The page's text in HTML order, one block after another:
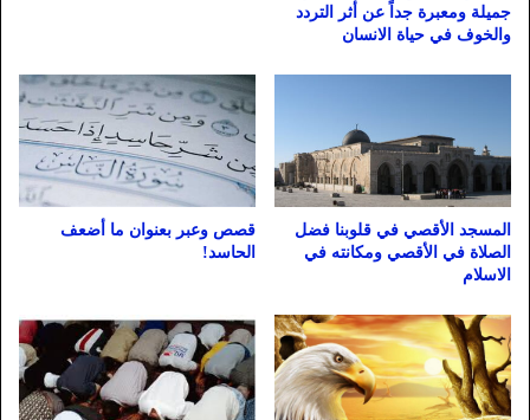
جميلة ومعبرة جداً عن أثر التردد
والخوف في حياة الانسان
المسجد الأقصي في قلوبنا فضل
الصلاة في الأقصي ومكانته في
الاسلام
قصص وعبر بعنوان ما أضعف
الحاسد!